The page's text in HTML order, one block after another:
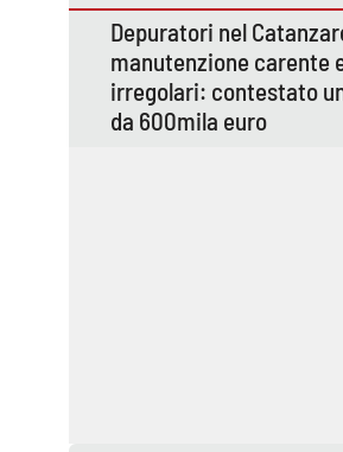
Depuratori nel
manutenzione carente
irregolari: contestato
da 600mila euro